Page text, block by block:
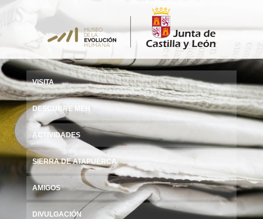
VISITA
DESCUBRE MEH
ACTIVIDADES
SIERRA DE ATAPUERCA
AMIGOS
DIVULGACIÓN